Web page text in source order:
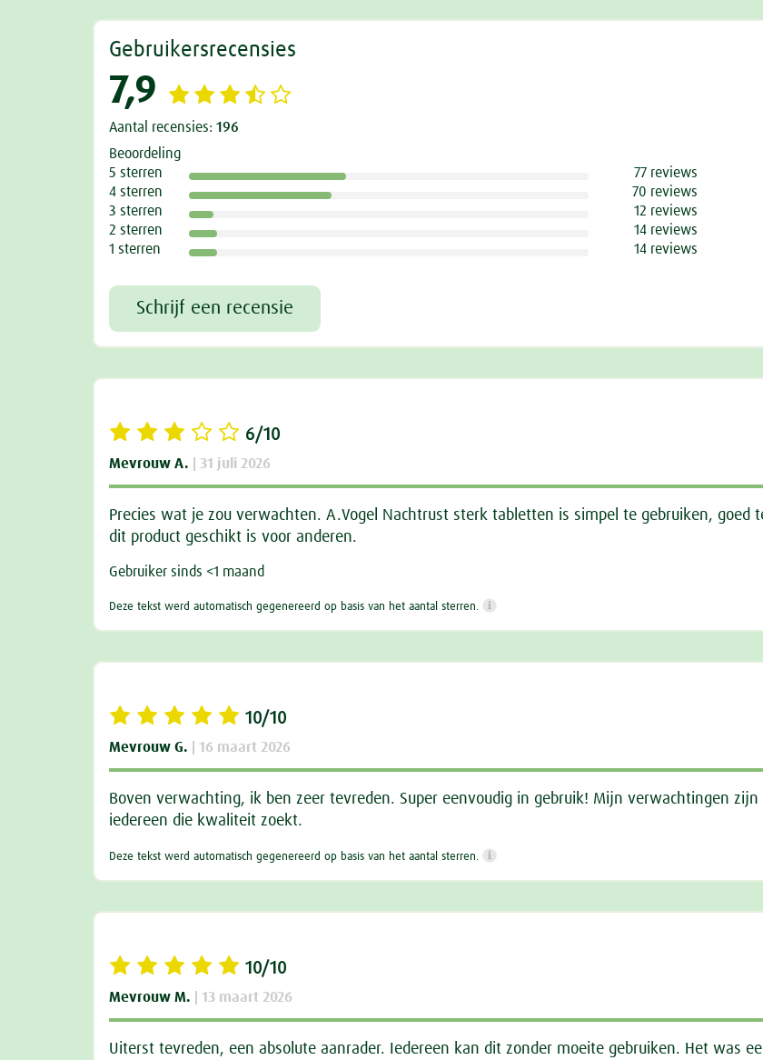
Gebruikersrecensies
7,9
Aantal recensies: 196
Beoordeling
5 sterren
77 reviews
4 sterren
70 reviews
3 sterren
12 reviews
2 sterren
14 reviews
1 sterren
14 reviews
Schrijf een recensie
6/10
Mevrouw A. | 31 juli 2026
Precies wat je zou verwachten. A.Vogel Nachtrust sterk tabletten is simpel te gebruiken,
dit product geschikt is voor anderen.
Gebruiker sinds <1 maand
Deze tekst werd automatisch gegenereerd op basis van het aantal sterren.
10/10
Mevrouw G. | 16 maart 2026
Boven verwachting, ik ben zeer tevreden. Super eenvoudig in gebruik! Mijn verwachtingen
iedereen die kwaliteit zoekt.
Deze tekst werd automatisch gegenereerd op basis van het aantal sterren.
10/10
Mevrouw M. | 13 maart 2026
Uiterst tevreden, een absolute aanrader. Iedereen kan dit zonder moeite gebruiken. Het was